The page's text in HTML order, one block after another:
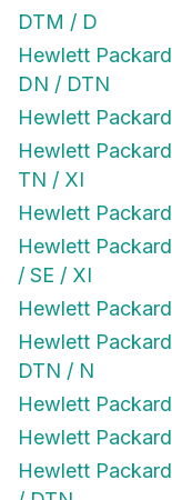
DTM / D
Hewlett
DN / DTN
Hewlett
Hewlett
TN / XI
Hewlett
Hewlett
/ SE / XI
Hewlett
Hewlett
DTN / N
Hewlett
Hewlett
Hewlett